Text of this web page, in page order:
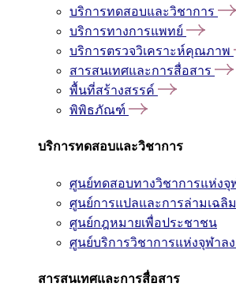
บริการทดสอบและวิชาการ
บริการทางการแพทย์
บริการตรวจวิเคราะห์คุณภาพ
สารสนเทศและการสื่อสาร
พื้นที่สร้างสรรค์
พิพิธภัณฑ์
บริการทดสอบและวิชาการ
ศูนย์ทดสอบทางวิชาการแห่งจุ
ศูนย์การแปลและการล่ามเฉลิ
ศูนย์กฎหมายเพื่อประชาชน
ศูนย์บริการวิชาการแห่งจุฬาล
สารสนเทศและการสื่อสาร